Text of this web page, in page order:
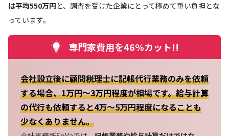
は平均550万円と、調査を受けた企業にとって極めて重い負担とな
っています。
専門家費用を46%カット!!
会社設立後に顧問税理士に記帳代行業務のみを依頼
する場合、1万円～3万円程度が相場です。給与計算
の代行も依頼すると4万～5万円程度になることも
少なくありません。